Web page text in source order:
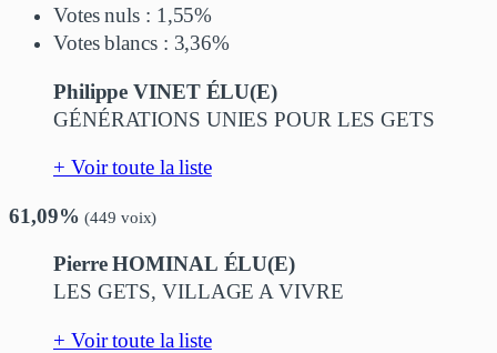
Votes nuls : 1,55%
Votes blancs : 3,36%
Philippe VINET ÉLU(E)
GÉNÉRATIONS UNIES POUR LES GETS
+ Voir toute la liste
61,09% (449 voix)
Pierre HOMINAL ÉLU(E)
LES GETS, VILLAGE A VIVRE
+ Voir toute la liste